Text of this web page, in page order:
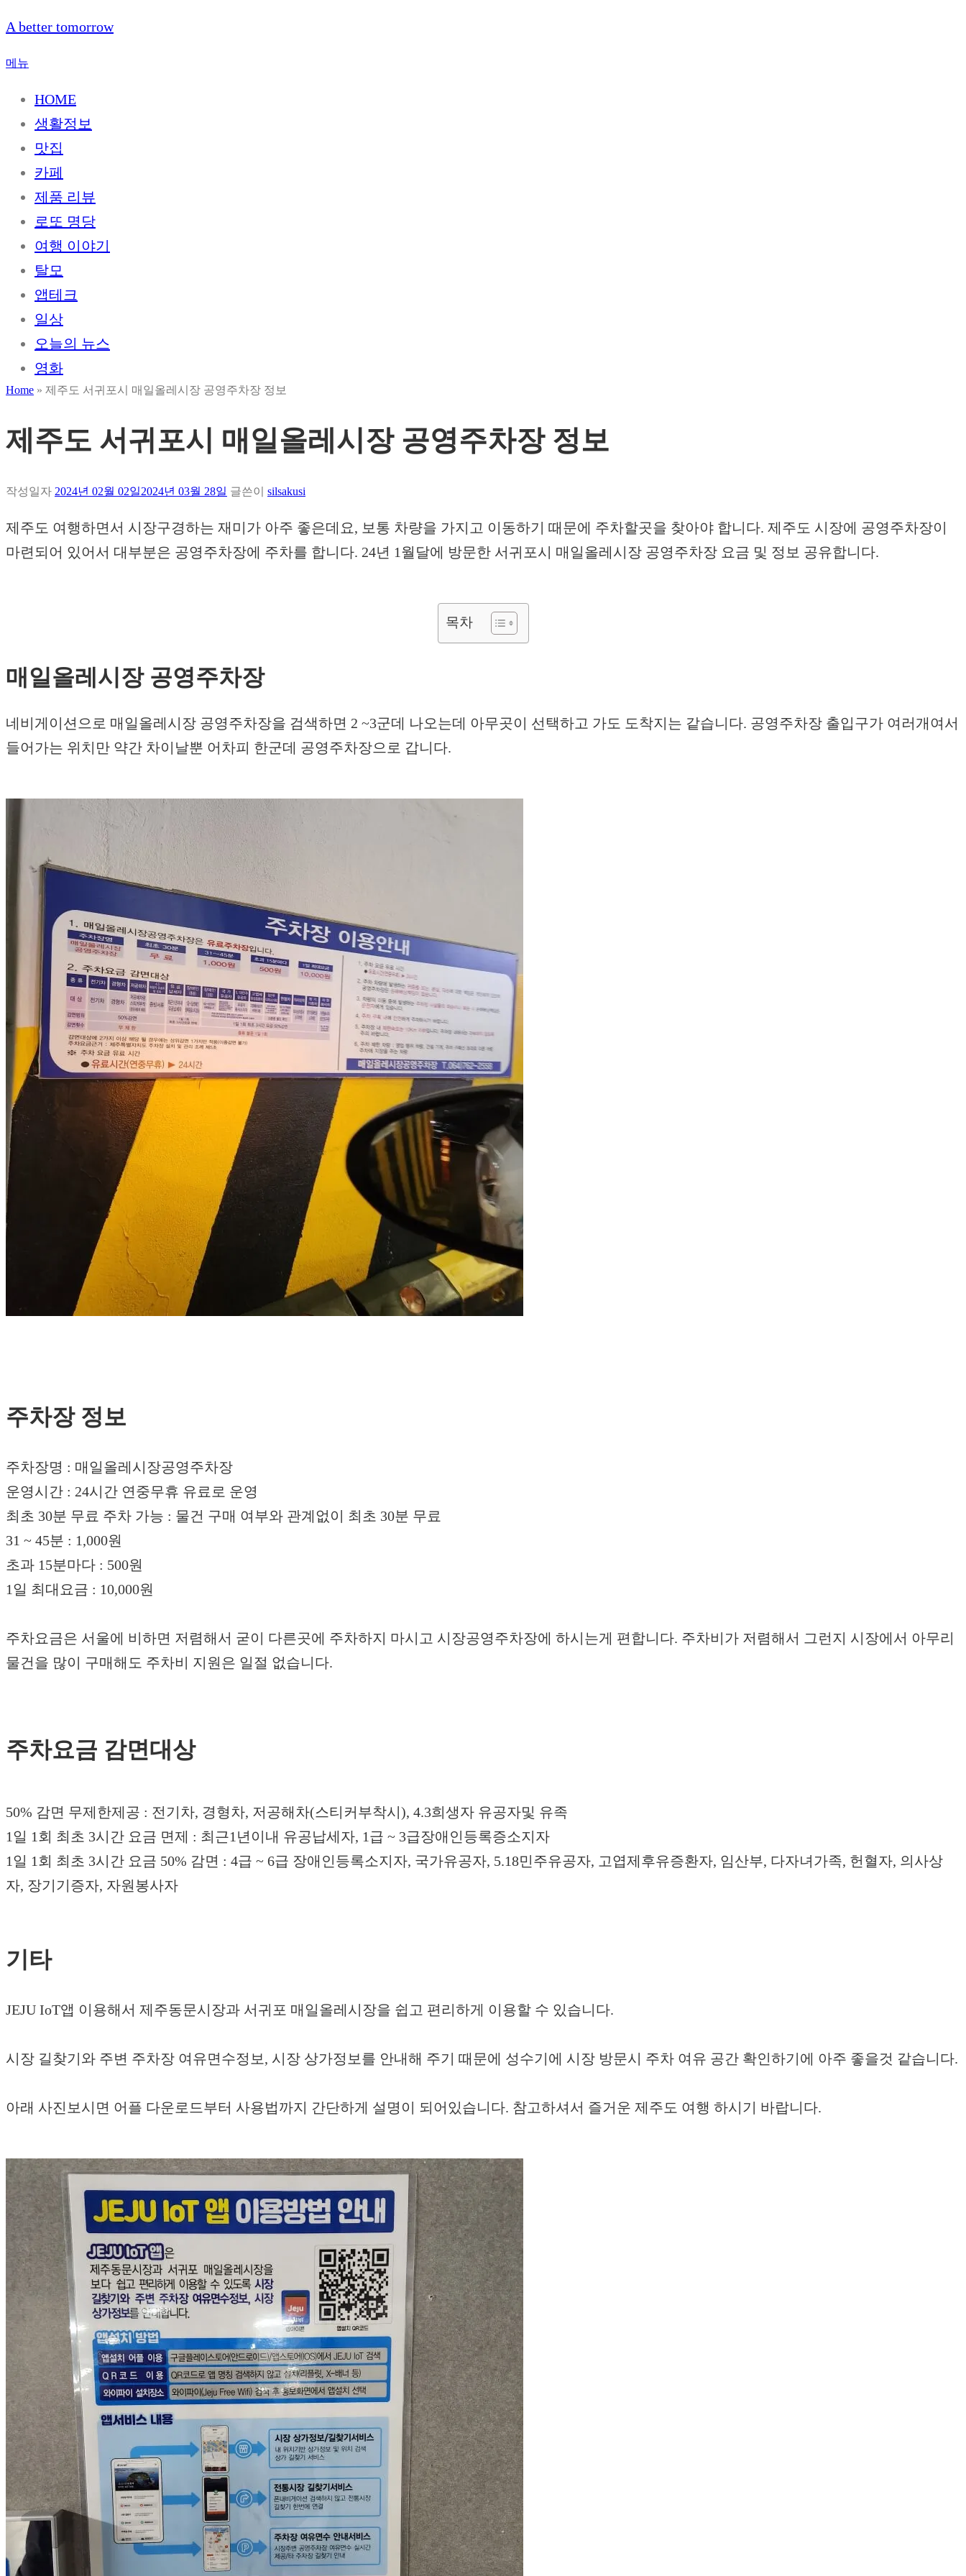
내
으
A better tomorrow
메뉴
HOME
생활정보
맛집
카페
제품 리뷰
로또 명당
여행 이야기
탈모
앱테크
일상
오늘의 뉴스
영화
Home » 제주도 서귀포시 매일올레시장 공영주차장 정보
제주도 서귀포시 매일올레시장 공영주차장 정보
작성일자 2024년 02월 02일2024년 03월 28일 글쓴이 silsakusi
제주도 여행하면서 시장구경하는 재미가 아주 좋은데요, 보통 차량을 가지고 이동하기 때문에 주차할곳을 찾아야 합니다. 제주도 시장에 공영주차장이
마련되어 있어서 대부분은 공영주차장에 주차를 합니다. 24년 1월달에 방문한 서귀포시 매일올레시장 공영주차장 요금 및 정보 공유합니다.
목차
매일올레시장 공영주차장
네비게이션으로 매일올레시장 공영주차장을 검색하면 2 ~3군데 나오는데 아무곳이 선택하고 가도 도착지는 같습니다. 공영주차장 출입구가 여러개여서
들어가는 위치만 약간 차이날뿐 어차피 한군데 공영주차장으로 갑니다.
주차장 정보
주차장명 : 매일올레시장공영주차장
운영시간 : 24시간 연중무휴 유료로 운영
최초 30분 무료 주차 가능 : 물건 구매 여부와 관계없이 최초 30분 무료
31 ~ 45분 : 1,000원
초과 15분마다 : 500원
1일 최대요금 : 10,000원
주차요금은 서울에 비하면 저렴해서 굳이 다른곳에 주차하지 마시고 시장공영주차장에 하시는게 편합니다. 주차비가 저렴해서 그런지 시장에서 아무리
물건을 많이 구매해도 주차비 지원은 일절 없습니다.
주차요금 감면대상
50% 감면 무제한제공 : 전기차, 경형차, 저공해차(스티커부착시), 4.3희생자 유공자및 유족
1일 1회 최초 3시간 요금 면제 : 최근1년이내 유공납세자, 1급 ~ 3급장애인등록증소지자
1일 1회 최초 3시간 요금 50% 감면 : 4급 ~ 6급 장애인등록소지자, 국가유공자, 5.18민주유공자, 고엽제후유증환자, 임산부, 다자녀가족, 헌혈자, 의사상
자, 장기기증자, 자원봉사자
기타
JEJU IoT앱 이용해서 제주동문시장과 서귀포 매일올레시장을 쉽고 편리하게 이용할 수 있습니다.
시장 길찾기와 주변 주차장 여유면수정보, 시장 상가정보를 안내해 주기 때문에 성수기에 시장 방문시 주차 여유 공간 확인하기에 아주 좋을것 같습니다.
아래 사진보시면 어플 다운로드부터 사용법까지 간단하게 설명이 되어있습니다. 참고하셔서 즐거운 제주도 여행 하시기 바랍니다.